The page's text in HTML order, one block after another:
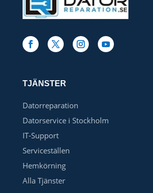
TJÄNSTER
Datorreparation
Datorservice i Stockholm
IT-Support
Serviceställen
Hemkörning
Alla Tjänster